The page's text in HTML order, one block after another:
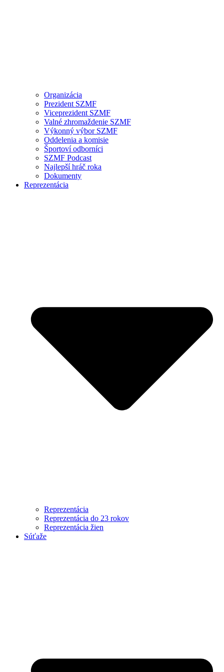
Organizácia
Prezident SZMF
Viceprezident SZMF
Valné zhromaždenie SZMF
Výkonný výbor SZMF
Oddelenia a komisie
Športoví odborníci
SZMF Podcast
Najlepší hráč roka
Dokumenty
Reprezentácia
Reprezentácia
Reprezentácia do 23 rokov
Reprezentácia žien
Súťaže